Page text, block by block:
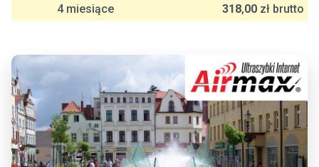
4 miesiące
318,00 zł brutto